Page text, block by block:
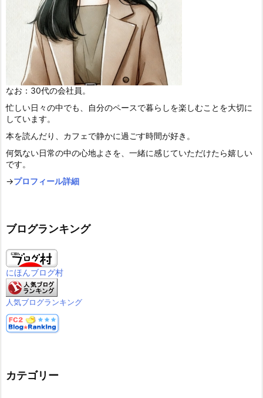
なお：30代の会社員。
忙しい日々の中でも、自分のペースで暮らしを楽しむことを大切に
しています。
本を読んだり、カフェで静かに過ごす時間が好き。
何気ない日常の中の心地よさを、一緒に感じていただけたら嬉しい
です。
→プロフィール詳細
ブログランキング
にほんブログ村
人気ブログランキング
カテゴリー